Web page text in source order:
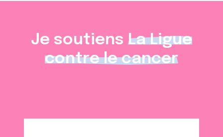
Je soutiens La Ligue
contre le cancer